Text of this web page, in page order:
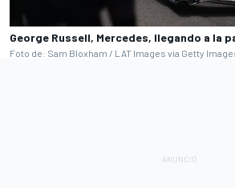
George Russell, Mercedes, llegando a la
Foto de: Sam Bloxham / LAT Images via Getty